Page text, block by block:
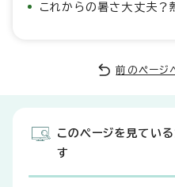
これからの暑さ大丈夫？
前のページ
このページを見てい
す